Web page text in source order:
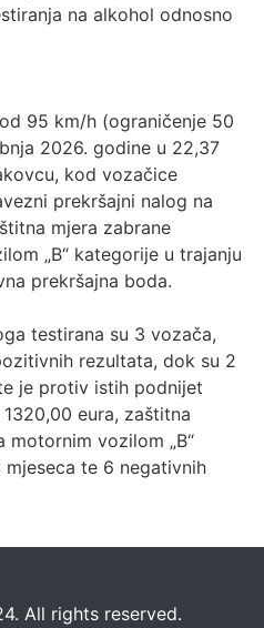
na alkohol odnosno
95 km/h (ograničenje 50
2026. godine u 22,37
kod vozačice
prekršajni nalog na
mjera zabrane
„B“ kategorije u trajanju
prekršajna boda.
testirana su 3 vozača,
rezultata, dok su 2
je protiv istih podnijet
eura, zaštitna
motornim vozilom „B“
te 6 negativnih
All rights reserved.